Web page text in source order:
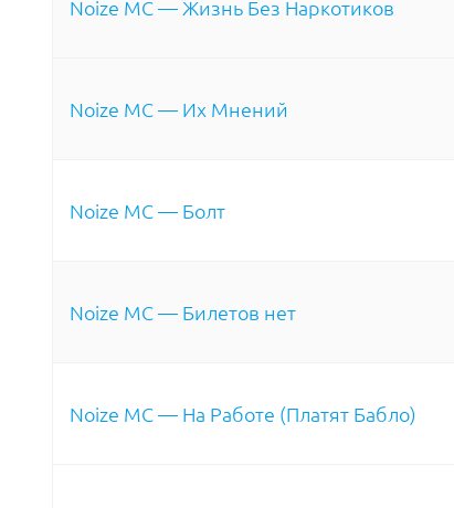
Noize MC — Билетов нет
Noize MC — Болт
Noize MC — Их Мнений
Noize MC — Жизнь Без Наркотиков
Noize MC — На Работе (Платят Бабло)